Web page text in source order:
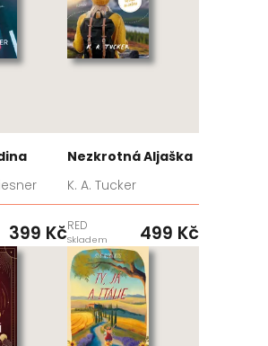
399 Kč
Nezkrotná Aljaška
K. A. Tucker
RED
Skladem 499 Kč